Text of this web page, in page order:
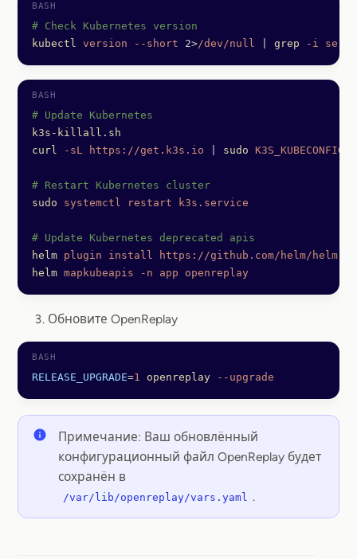
# Check Kubernetes version
kubectl version --short 2>/dev/null grep -i
# Update Kubernetes
k3s-killall.sh
curl -sL https://get.k3s.io sudo
# Restart Kubernetes cluster
sudo systemctl restart k3s.service
# Update Kubernetes deprecated apis
helm plugin install https://github.com/helm/helm-
helm mapkubeapis -n app openreplay
Обновите OpenReplay
RELEASE_UPGRADE=1 openreplay --upgrade
Примечание: Ваш обновлённый
конфигурационный файл OpenReplay будет
сохранён в
/var/lib/openreplay/vars.yaml .